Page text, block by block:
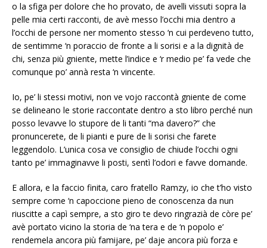
o la sfiga per dolore che ho provato, de avelli vissuti sopra la
pelle mia certi racconti, de avè messo l’occhi mia dentro a
l’occhi de persone ner momento stesso ‘n cui perdeveno tutto,
de sentimme ‘n poraccio de fronte a li sorisi e a la dignità de
chi, senza più gniente, mette l’indice e ‘r medio pe’ fa vede che
comunque po’ annà resta ‘n vincente.
Io, pe’ li stessi motivi, non ve vojo raccontà gniente de come
se delineano le storie raccontate dentro a sto libro perché nun
posso levavve lo stupore de li tanti “ma davero?” che
pronuncerete, de li pianti e pure de li sorisi che farete
leggendolo. L’unica cosa ve consiglio de chiude l’occhi ogni
tanto pe’ immaginavve li posti, sentì l’odori e favve domande.
E allora, e la faccio finita, caro fratello Ramzy, io che t’ho visto
sempre come ‘n capoccione pieno de conoscenza da nun
riuscitte a capì sempre, a sto giro te devo ringrazià de còre pe’
avè portato vicino la storia de ‘na tera e de ‘n popolo e’
rendemela ancora più famijare, pe’ daje ancora più forza e